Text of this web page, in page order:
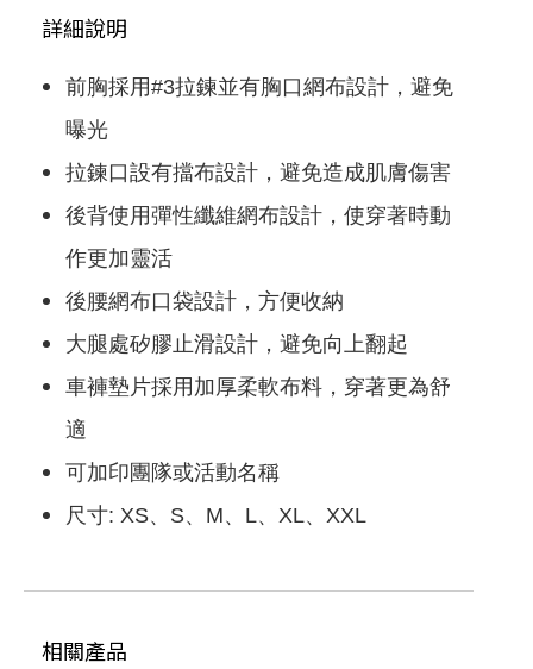
貨，每筆運費NT$100
滿NT$1000(含以上)免運費
付款後台灣外島宅配 (限澎湖、金門、馬祖、
蘭嶼地區)取貨，每筆運費NT$100
滿NT$1000(含以上)免運費
筆運費NT$250
滿NT$9999999(含以上)免運費
您聯絡)取貨，每筆運費NT$2147483647
滿NT$2147483647(含以上)免運費
詳細說明
前胸採用#3拉鍊並有胸口網布設計，避免
曝光
拉鍊口設有擋布設計，避免造成肌膚傷害
後背使用彈性纖維網布設計，使穿著時動
作更加靈活
後腰網布口袋設計，方便收納
大腿處矽膠止滑設計，避免向上翻起
車褲墊片採用加厚柔軟布料，穿著更為舒
適
可加印團隊或活動名稱
尺寸: XS、S、M、L、XL、XXL
相關產品